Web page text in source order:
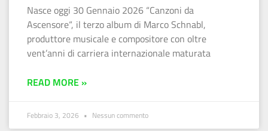
Nasce oggi 30 Gennaio 2026 “Canzoni da
Ascensore“, il terzo album di Marco Schnabl,
produttore musicale e compositore con oltre
vent’anni di carriera internazionale maturata
READ MORE »
Febbraio 3, 2026 Nessun commento